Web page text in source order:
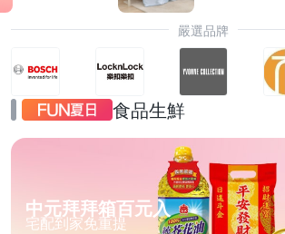
嚴選品牌
食品生鮮
中元拜拜箱百元入
宅配到家免重提